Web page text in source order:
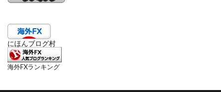
にほんブログ村
海外FXランキング